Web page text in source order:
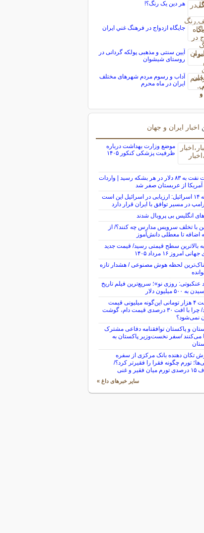
هر دین یک رنگ؟!
جايگاه ازدواج در فرهنگ غني ايران
آیین سنتی و مذهبی پولکه گردانی در
روستای شیشوان
آداب و رسوم مردم شهرهای مختلف
ایران در ماه محرم
اخبار ایران و جهان
موضع وزارت بهداشت درباره
ظرفیت پزشکی کنکور ۱۴۰۵
قیمت نفت به ۸۳ دلار در هر بشکه رسید | واردات
از عربستان صفر شد
شبکه ۱۴ اسرائیل: ارزیابی در اسرائیل این است
در مسیر توافق با ایران قرار دارد
انگلیس بی پروبال شدند
با تخلف سرویس مدارس چه کنند؟/ از
اضافه تا معطلی دانش‌آموز
بالاترین سطح قیمتی رسید/ قیمت جدید
امروز ۱۶ مرداد ۱۴۰۵
لحظه هوش مصنوعی / هشدار تازه
عنکبوتی: روزی نو»؛ سریع‌ترین فیلم تاریخ
۵۰۰ میلیون دلار
گوشت ۴ هزار تومانی این‌گونه میلیونی قیمت
خورد/ چرا با افت ۳۰ درصدی قیمت دام، گوشت
نمی‌شود؟
و پاکستان توافقنامه دفاعی مشترک
می‌کنند /سفر نخست‌وزیر پاکستان به
تکان‌ دهنده بانک مرکزی از سفره
تورم چگونه فقرا را فقیرتر کرد؟/
فقیر و غنی
سایر خبرهای داغ »